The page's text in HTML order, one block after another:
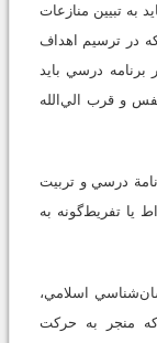
به تبيين منازعات
در ترسيم اهداف
درسي بايد
و قرب الي‌الله‌
درسي و تربيت
يا تفريط‌گونه به
اسلامي،
كه منجر به حركت